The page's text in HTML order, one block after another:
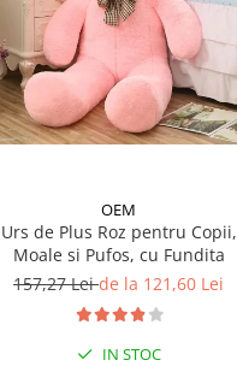
OEM
Urs de Plus Roz pentru Copii,
Moale si Pufos, cu Fundita
157,27 Leide la 121,60 Lei
IN STOC